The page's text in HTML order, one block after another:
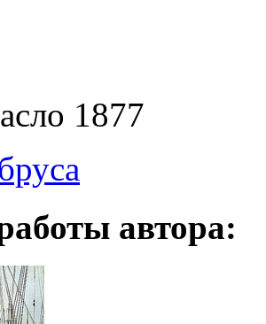
1877
автора: